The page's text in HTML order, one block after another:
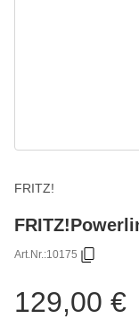
FRITZ!
Art.Nr.:10175
129,00 €